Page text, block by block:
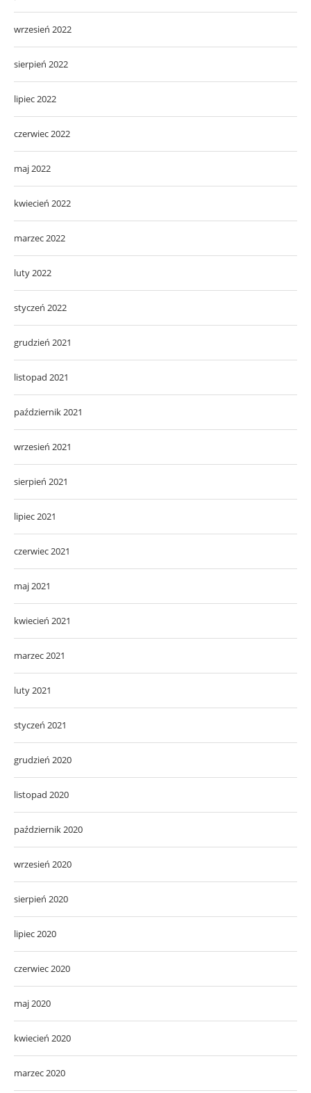
wrzesień 2022
sierpień 2022
lipiec 2022
czerwiec 2022
maj 2022
kwiecień 2022
marzec 2022
luty 2022
styczeń 2022
grudzień 2021
listopad 2021
październik 2021
wrzesień 2021
sierpień 2021
lipiec 2021
czerwiec 2021
maj 2021
kwiecień 2021
marzec 2021
luty 2021
styczeń 2021
grudzień 2020
listopad 2020
październik 2020
wrzesień 2020
sierpień 2020
lipiec 2020
czerwiec 2020
maj 2020
kwiecień 2020
marzec 2020